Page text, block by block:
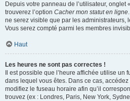
Depuis votre panneau de l’utilisateur, onglet
trouverez l’option Cacher mon statut en ligne
ne serez visible que par les administrateurs,
Vous serez compté parmi les membres
Haut
Les heures ne sont pas correctes !
Il est possible que l’heure affichée utilise un
dans lequel vous êtes. Dans ce cas, accédez
modifiez le fuseau horaire afin qu’il
trouvez (ex : Londres, Paris, New York,